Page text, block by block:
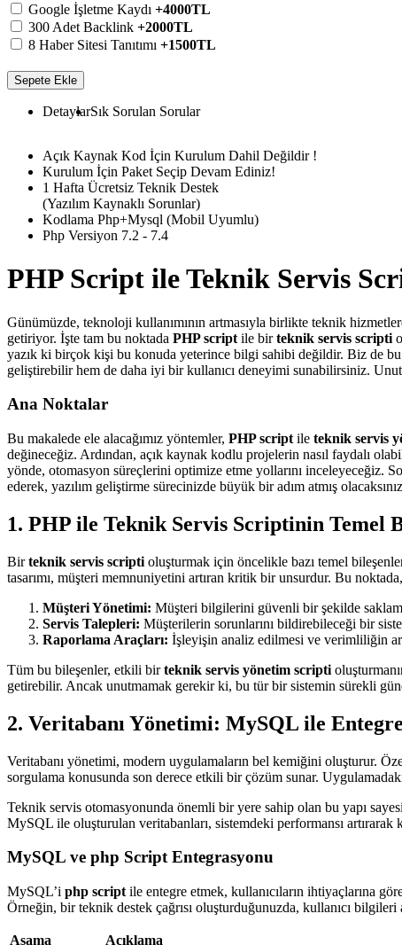
Google İşletme Kaydı +4000TL
300 Adet Backlink +2000TL
8 Haber Sitesi Tanıtımı +1500TL
Sepete Ekle
DetaylarSık Sorulan Sorular
Açık Kaynak Kod İçin Kurulum Dahil Değildir !
Kurulum İçin Paket Seçip Devam Ediniz!
1 Hafta Ücretsiz Teknik Destek
(Yazılım Kaynaklı Sorunlar)
Kodlama Php+Mysql (Mobil Uyumlu)
Php Versiyon 7.2 - 7.4
PHP Script ile Teknik Servis
Günümüzde, teknoloji kullanımının artmasıyla birlikte teknik
getiriyor. İşte tam bu noktada PHP script ile birteknik servis scripti
yazık ki birçok kişi bu konuda yeterince bilgi sahibi değildir. Biz de
geliştirebilir hem de daha iyi bir kullanıcı deneyimi sunabilirsiniz.
Ana Noktalar
Bu makalede ele alacağımız yöntemler, PHP script ile teknik servis
değineceğiz. Ardından, açık kaynak kodlu projelerin nasıl faydalı
yönde, otomasyon süreçlerini optimize etme yollarını inceleyeceğiz.
ederek, yazılım geliştirme sürecinizde büyük bir adım atmış
1. PHP ile Teknik Servis Scriptinin Temel
Birteknik servis scripti oluşturmak için öncelikle bazı temel
tasarımı, müşteri memnuniyetini artıran kritik bir unsurdur. Bu
Müşteri Yönetimi: Müşteri bilgilerini güvenli bir şekilde
Servis Talepleri: Müşterilerin sorunlarını bildirebileceği bir
Raporlama Araçları: İşleyişin analiz edilmesi ve verimliliğin
Tüm bu bileşenler, etkili birteknik servis yönetim scripti
getirebilir. Ancak unutmamak gerekir ki, bu tür bir sistemin sürekli
2. Veritabanı Yönetimi: MySQL ile
Veritabanı yönetimi, modern uygulamaların bel kemiğini oluşturur.
sorgulama konusunda son derece etkili bir çözüm sunar.
Teknik servis otomasyonunda önemli bir yere sahip olan bu yapı
MySQL ile oluşturulan veritabanları, sistemdeki performansı artırarak
MySQL ve php Script Entegrasyonu
MySQL’i php script ile entegre etmek, kullanıcıların ihtiyaçlarına
Örneğin, bir teknik destek çağrısı oluşturduğunuzda, kullanıcı
Aşama
Açıklama